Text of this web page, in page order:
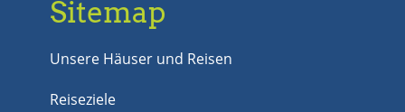
Sitemap
Unsere Häuser und Reisen
Reiseziele